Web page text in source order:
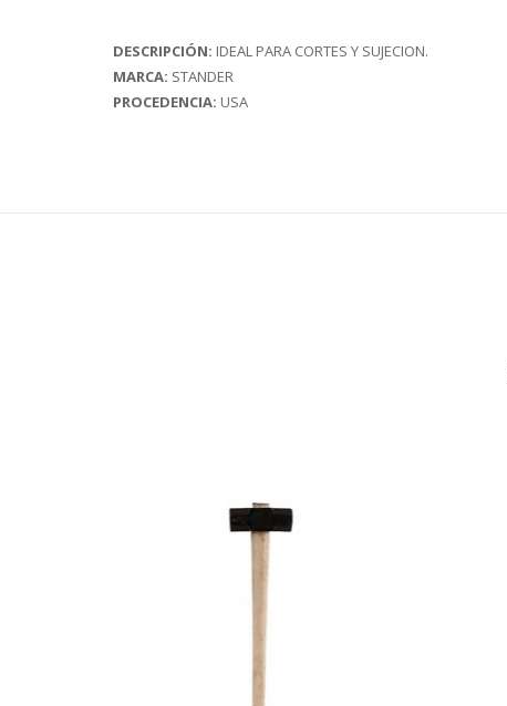
DESCRIPCIÓN: IDEAL PARA CORTES Y SUJECION.
MARCA: STANDER
PROCEDENCIA: USA